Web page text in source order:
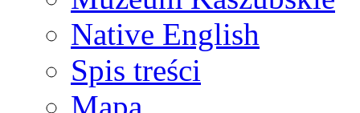
Native English
Spis treści